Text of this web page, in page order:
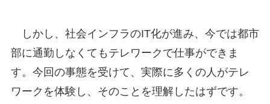
しかし、社会インフラのIT化が進み、今では都市
部に通勤しなくてもテレワークで仕事ができま
す。今回の事態を受けて、実際に多くの人がテレ
ワークを体験し、そのことを理解したはずです。